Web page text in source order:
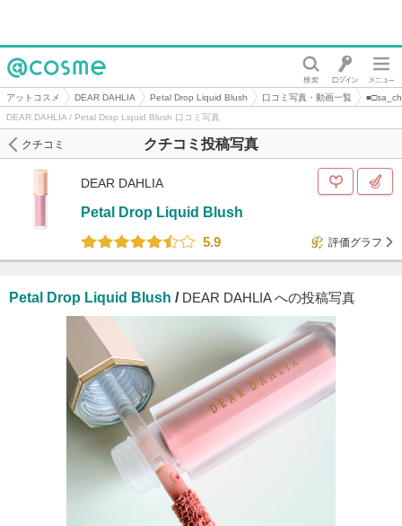
@cosme
アットコスメ DEAR DAHLIA Petal Drop Liquid Blush 口コミ写真・動画一覧
DEAR DAHLIA / Petal Drop Liquid Blush 口コミ写真
クチコミ投稿写真
クチコミ
DEAR DAHLIA
Petal Drop Liquid Blush
5.9
評価グラフ
Petal Drop Liquid Blush / DEAR DAHLIA への投稿写真